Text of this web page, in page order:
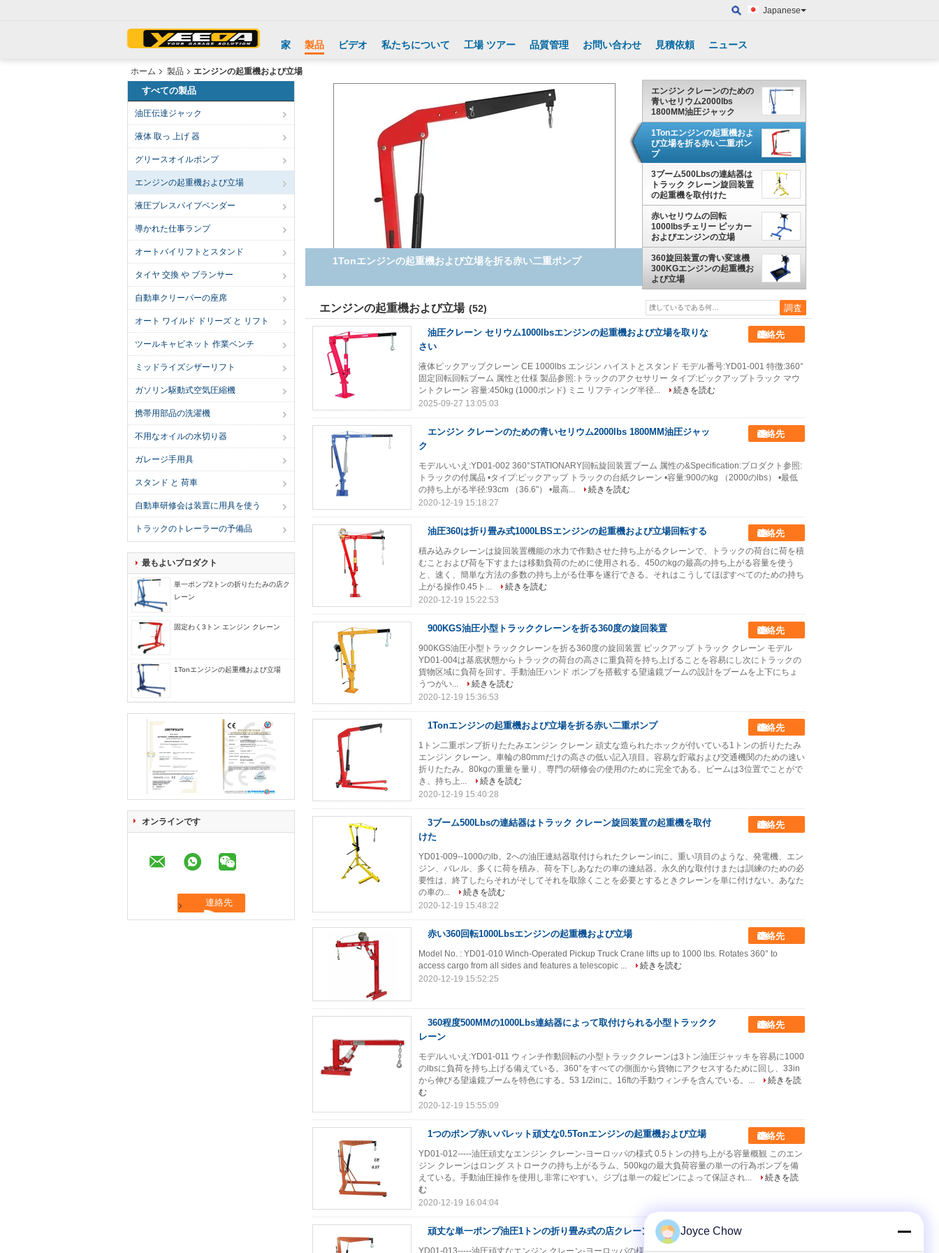
Japanese
家 製品 ビデオ 私たちについて 工場 ツアー 品質管理 お問い合わせ 見積依頼 ニュース
ホーム 製品 エンジンの起重機および立場
すべての製品
油圧伝達ジャック
液体 取っ 上げ 器
グリースオイルポンプ
エンジンの起重機および立場
液圧プレスパイプベンダー
導かれた仕事ランプ
オートバイリフトとスタンド
タイヤ 交換 や ブランサー
自動車クリーパーの座席
オート ワイルド ドリーズ と リフト
ツールキャビネット 作業ベンチ
ミッドライズシザーリフト
ガソリン駆動式空気圧縮機
携帯用部品の洗濯機
不用なオイルの水切り器
ガレージ手用具
スタンド と 荷車
自動車研修会は装置に用具を使う
トラックのトレーラーの予備品
最もよいプロダクト
単一ポンプ2トンの折りたたみの店ク
レーン
固定わく3トン エンジン クレーン
1Tonエンジンの起重機および立場
オンラインです
1Tonエンジンの起重機および立場を折る赤い二重ポンプ
エンジン クレーンのための
青いセリウム2000lbs
1800MM油圧ジャック
1Tonエンジンの起重機およ
び立場を折る赤い二重ポン
プ
3ブーム500Lbsの連結器は
トラック クレーン旋回装置
の起重機を取付けた
赤いセリウムの回転
1000lbsチェリー ピッカー
およびエンジンの立場
360旋回装置の青い変速機
300KGエンジンの起重機お
よび立場
エンジンの起重機および立場 (52)
油圧クレーン セリウム1000lbsエンジンの起重機および立場を取りな
さい
連絡先
液体ピックアップクレーン CE 1000lbs エンジン ハイストとスタンド モデル番号:YD01-001 特徴:360°
固定回転回転ブーム 属性と仕様 製品参照:トラックのアクセサリー タイプ:ピックアップトラック マウ
ントクレーン 容量:450kg (1000ポンド) ミニ リフティング半径...
続きを読む
2025-09-27 13:05:03
エンジン クレーンのための青いセリウム2000lbs 1800MM油圧ジャッ
ク
連絡先
モデルいいえ:YD01-002 360°STATIONARY回転旋回装置ブーム 属性の&Specification:プロダクト参照:
トラックの付属品 •タイプ:ピックアップ トラックの台紙クレーン •容量:900のkg （2000のlbs） •最低
の持ち上がる半径:93cm （36.6"） •最高...
続きを読む
2020-12-19 15:18:27
油圧360は折り畳み式1000LBSエンジンの起重機および立場回転する 連絡先
積み込みクレーンは旋回装置機能の水力で作動させた持ち上がるクレーンで、トラックの荷台に荷を積
むことおよび荷を下すまたは移動負荷のために使用される。450のkgの最高の持ち上がる容量を使う
と、速く、簡単な方法の多数の持ち上がる仕事を遂行できる。それはこうしてほぼすべてのための持ち
上がる操作0.45ト...
続きを読む
2020-12-19 15:22:53
900KGS油圧小型トラッククレーンを折る360度の旋回装置 連絡先
900KGS油圧小型トラッククレーンを折る360度の旋回装置 ピックアップ トラック クレーン モデル
YD01-004は基底状態からトラックの荷台の高さに重負荷を持ち上げることを容易にし次にトラックの
貨物区域に負荷を回す。手動油圧ハンド ポンプを搭載する望遠鏡ブームの設計をブームを上下にちょ
うつがい...
続きを読む
2020-12-19 15:36:53
1Tonエンジンの起重機および立場を折る赤い二重ポンプ 連絡先
1トン二重ポンプ折りたたみエンジン クレーン 頑丈な造られたホックが付いている1トンの折りたたみ
エンジン クレーン。車輪の80mmだけの高さの低い記入項目。容易な貯蔵および交通機関のための速い
折りたたみ。80kgの重量を量り、専門の研修会の使用のために完全である。ビームは3位置でことがで
き、持ち上...
続きを読む
2020-12-19 15:40:28
3ブーム500Lbsの連結器はトラック クレーン旋回装置の起重機を取付
けた
連絡先
YD01-009--1000のlb。2への油圧連結器取付けられたクレーンinに。重い項目のような、発電機、エン
ジン、バレル、多くに荷を積み、荷を下しあなたの車の連結器。永久的な取付けまたは訓練のための必
要性は、終了したらそれがそしてそれを取除くことを必要とするときクレーンを単に付けない。あなた
の車の...
続きを読む
2020-12-19 15:48:22
赤い360回転1000Lbsエンジンの起重機および立場 連絡先
Model No. : YD01-010 Winch-Operated Pickup Truck Crane lifts up to 1000 lbs. Rotates 360° to
access cargo from all sides and features a telescopic ...
続きを読む
2020-12-19 15:52:25
360程度500MMの1000Lbs連結器によって取付けられる小型トラックク
レーン
連絡先
モデルいいえ:YD01-011 ウィンチ作動回転の小型トラッククレーンは3トン油圧ジャッキを容易に1000
のlbsに負荷を持ち上げる備えている。360°をすべての側面から貨物にアクセスするために回し、33in
から伸びる望遠鏡ブームを特色にする。53 1/2inに。16ftの手動ウィンチを含んでいる。...
続きを読
む
2020-12-19 15:55:09
1つのポンプ赤いパレット頑丈な0.5Tonエンジンの起重機および立場 連絡先
YD01-012-----油圧頑丈なエンジン クレーン-ヨーロッパの様式 0.5トンの持ち上がる容量概観 このエン
ジン クレーンはロング ストロークの持ち上がるラム、500kgの最大負荷容量の単一の行為ポンプを備
えている。手動油圧操作を使用し非常にやすい。ジブは単一の錠ピンによって保証され...
続きを読
む
2020-12-19 16:04:04
頑丈な単一ポンプ油圧1トンの折り畳み式の店クレーン
YD01-013-----油圧頑丈なエンジン クレーン-ヨーロッパの様式 1トンの持ち上がる容量概観 このエンジ
Joyce Chow